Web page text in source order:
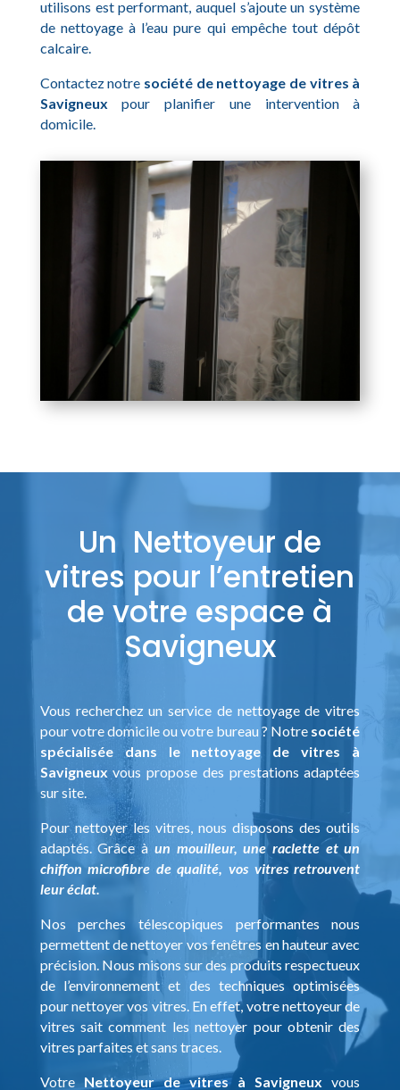
utilisons est performant, auquel s’ajoute un système
de nettoyage à l’eau pure qui empêche tout dépôt
calcaire.
Contactez notre société de nettoyage de vitres à
Savigneux pour planifier une intervention à
domicile.
Un Nettoyeur de
vitres pour l’entretien
de votre espace à
Savigneux
Vous recherchez un service de nettoyage de vitres
pour votre domicile ou votre bureau ? Notre société
spécialisée dans le nettoyage de vitres à
Savigneux vous propose des prestations adaptées
sur site.
Pour nettoyer les vitres, nous disposons des outils
adaptés. Grâce à un mouilleur, une raclette et un
chiffon microfibre de qualité, vos vitres retrouvent
leur éclat.
Nos perches télescopiques performantes nous
permettent de nettoyer vos fenêtres en hauteur avec
précision. Nous misons sur des produits respectueux
de l’environnement et des techniques optimisées
pour nettoyer vos vitres. En effet, votre nettoyeur de
vitres sait comment les nettoyer pour obtenir des
vitres parfaites et sans traces.
Votre Nettoyeur de vitres à Savigneux vous